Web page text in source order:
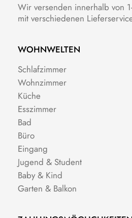
Wir versenden innerhalb von
mit verschiedenen
WOHNWELTEN
Schlafzimmer
Wohnzimmer
Küche
Esszimmer
Bad
Büro
Eingang
Jugend & Student
Baby & Kind
Garten & Balkon